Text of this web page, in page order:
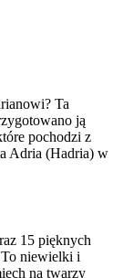
Ta
ją
pochodzi z
Adria (Hadria) w
15 pięknych
niewielki i
na twarzy